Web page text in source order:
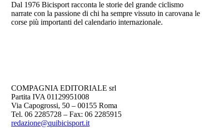
Dal 1976 Bicisport racconta le storie del grande ciclismo
narrate con la passione di chi ha sempre vissuto in carovana le
corse più importanti del calendario internazionale.
COMPAGNIA EDITORIALE srl
Partita IVA 01129951008
Via Capogrossi, 50 – 00155 Roma
Tel. 06 2285728 – Fax: 06 2285915
redazione@quibicisport.it